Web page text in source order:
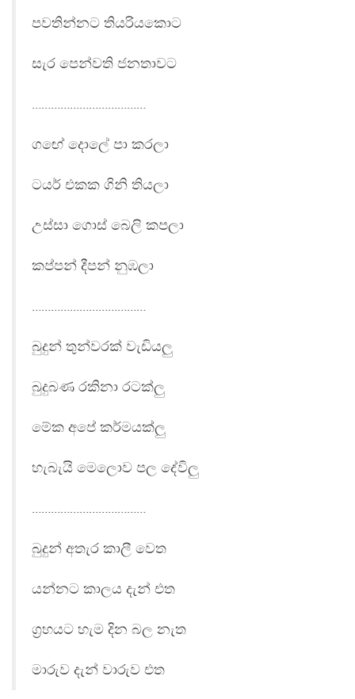
පවතින්නට තියරියකොට
සැර පෙන්වති ජනතාවට
………………………………
ගඟේ දොලේ පා කරලා
ටයර් එකක ගිනි තියලා
උස්සා ගොස් බෙලි කපලා
කප්පන් දීපන් නුඹලා
………………………………
බුදුන් තුන්වරක් වැඩියලු
බුදුබණ රකිනා රටක්ලු
මේක අපේ කර්මයක්ලු
හැබැයි මෙලොව පල දේවිලු
………………………………
බුදුන් අතැර කාලී වෙත
යන්නට කාලය දැන් එත
ග්‍රහයට හැම දින බල නැත
මාරුව දැන් වාරුව එත